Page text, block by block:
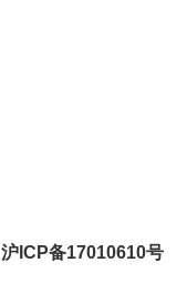
沪ICP备17010610号